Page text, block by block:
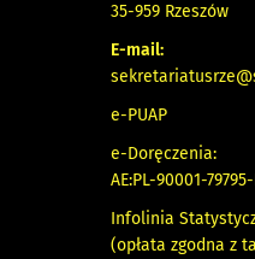
35-959 Rzeszów
E-mail:
e-PUAP
e-Doręczenia:
AE:PL-90001-
Infolinia
(opłata zgodna z